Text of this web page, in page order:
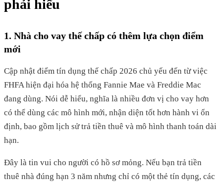
phải hiểu
1. Nhà cho vay thế chấp có thêm lựa chọn điểm
mới
Cập nhật điểm tín dụng thế chấp 2026 chủ yếu đến từ việc
FHFA hiện đại hóa hệ thống Fannie Mae và Freddie Mac
đang dùng. Nói dễ hiểu, nghĩa là nhiều đơn vị cho vay hơn
có thể dùng các mô hình mới, nhận diện tốt hơn hành vi ổn
định, bao gồm lịch sử trả tiền thuê và mô hình thanh toán dài
hạn.
Đây là tin vui cho người có hồ sơ mỏng. Nếu bạn trả tiền
thuê nhà đúng hạn 3 năm nhưng chỉ có một thẻ tín dụng, các